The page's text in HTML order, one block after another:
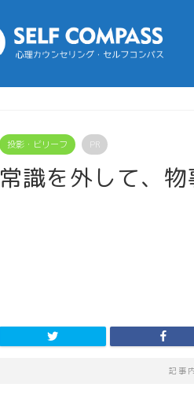
投影・ビリーフ PR
常識を外して、
記事